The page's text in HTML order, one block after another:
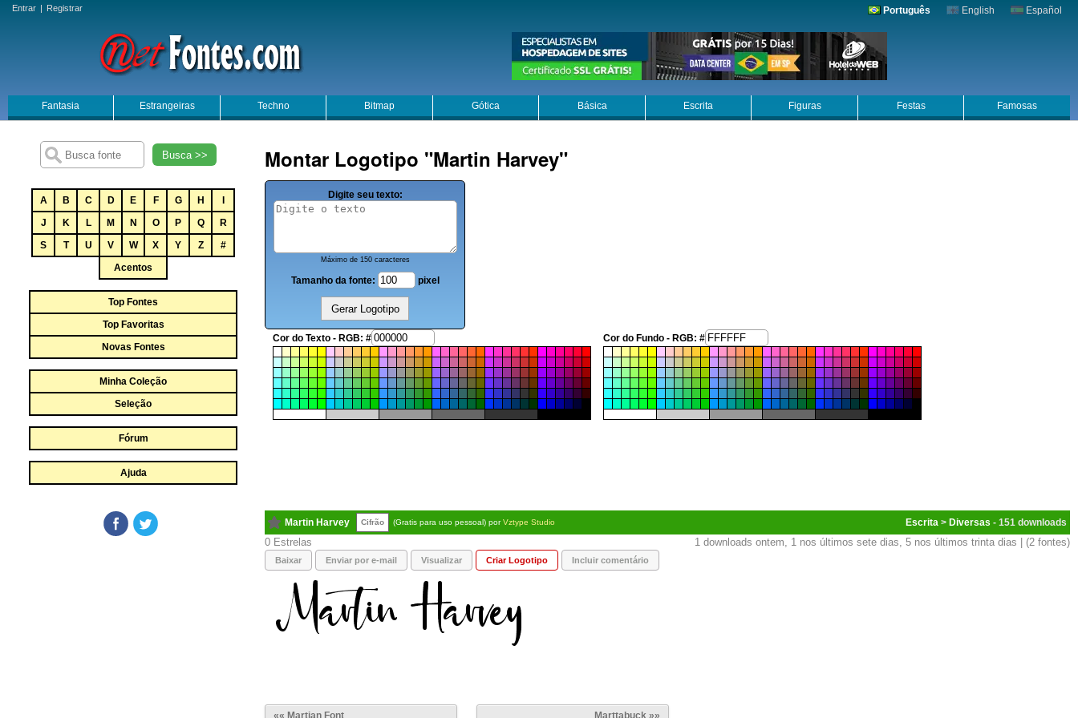
Entrar | Registrar Português English Español
Fantasia Estrangeiras Techno Bitmap Gótica Básica Escrita Figuras Festas Famosas
Busca >>
A B C D E F G H
J
K L M N O P Q
R
S
T U V W X Y Z
#
Acentos
Top Fontes
Top Favoritas
Novas Fontes
Minha Coleção
Seleção
Fórum
Ajuda
Montar Logotipo "Martin Harvey"
Digite seu texto:
Máximo de 150 caracteres
Tamanho da fonte: pixel
Cor do Texto - RGB: # Cor do Fundo - RGB: #
Martin Harvey Cifrão (Gratis para uso pessoal) porVztype Studio Escrita > Diversas - 151
0 1 downloads ontem, 1 nos últimos sete dias, 5 nos últimos trinta dias | (2 fontes)
Baixar Enviar por e-mail Visualizar Criar Logotipo Incluir comentário
«« Martian Font Marttabuck »»